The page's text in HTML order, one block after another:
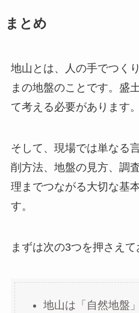
まとめ
地山とは、人の手でつく
まの地盤のことです。盛
て考える必要があります。
そして、現場では単なる
削方法、地盤の見方、調
理までつながる大切な基
す。
まずは次の3つを押さえて
地山は「自然地盤